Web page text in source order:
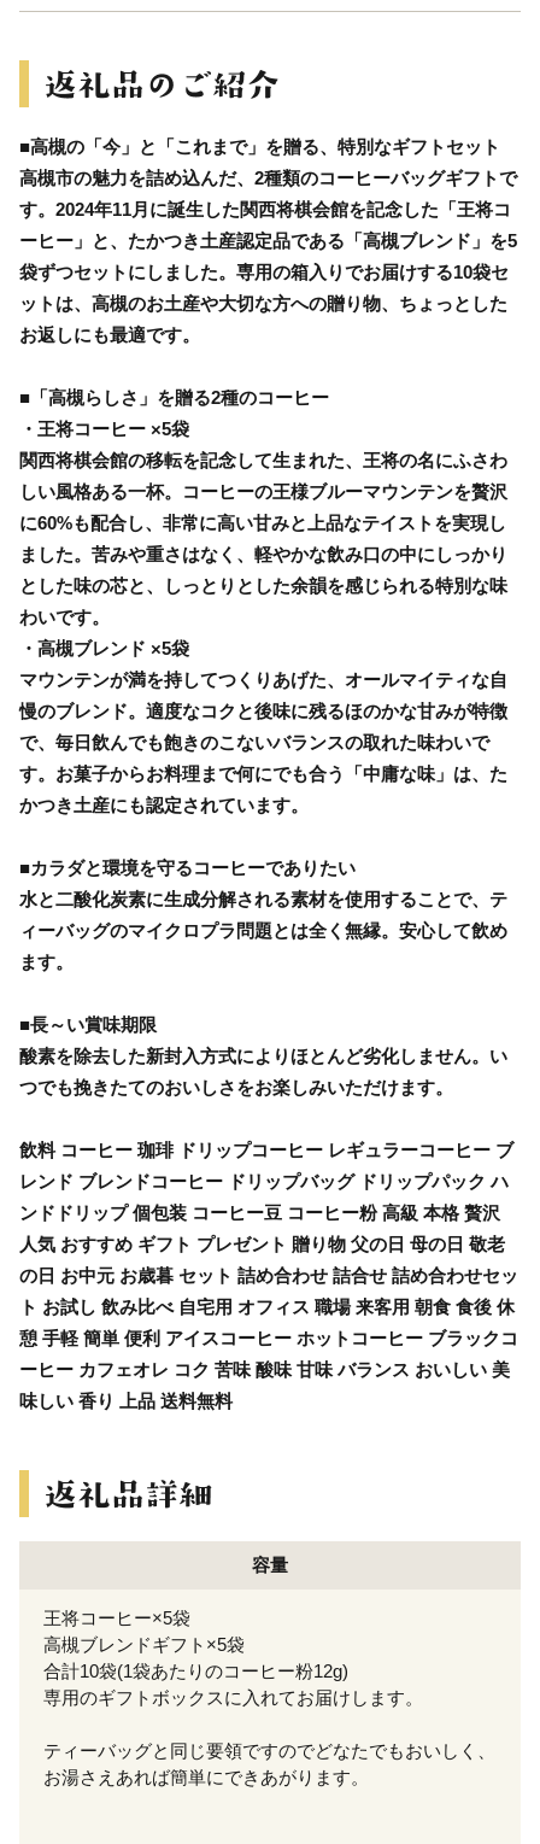
■高槻の「今」と「これまで」を贈る、特別なギフトセット
高槻市の魅力を詰め込んだ、2種類のコーヒーバッグギフトで
す。2024年11月に誕生した関西将棋会館を記念した「王将コ
ーヒー」と、たかつき土産認定品である「高槻ブレンド」を5
袋ずつセットにしました。専用の箱入りでお届けする10袋セ
ットは、高槻のお土産や大切な方への贈り物、ちょっとした
お返しにも最適です。
■「高槻らしさ」を贈る2種のコーヒー
・王将コーヒー ×5袋
関西将棋会館の移転を記念して生まれた、王将の名にふさわ
しい風格ある一杯。コーヒーの王様ブルーマウンテンを贅沢
に60%も配合し、非常に高い甘みと上品なテイストを実現し
ました。苦みや重さはなく、軽やかな飲み口の中にしっかり
とした味の芯と、しっとりとした余韻を感じられる特別な味
わいです。
・高槻ブレンド ×5袋
マウンテンが満を持してつくりあげた、オールマイティな自
慢のブレンド。適度なコクと後味に残るほのかな甘みが特徴
で、毎日飲んでも飽きのこないバランスの取れた味わいで
す。お菓子からお料理まで何にでも合う「中庸な味」は、た
かつき土産にも認定されています。
■カラダと環境を守るコーヒーでありたい
水と二酸化炭素に生成分解される素材を使用することで、テ
ィーバッグのマイクロプラ問題とは全く無縁。安心して飲め
ます。
■長～い賞味期限
酸素を除去した新封入方式によりほとんど劣化しません。い
つでも挽きたてのおいしさをお楽しみいただけます。
飲料 コーヒー 珈琲 ドリップコーヒー レギュラーコーヒー ブ
レンド ブレンドコーヒー ドリップバッグ ドリップパック ハ
ンドドリップ 個包装 コーヒー豆 コーヒー粉 高級 本格 贅沢
人気 おすすめ ギフト プレゼント 贈り物 父の日 母の日 敬老
の日 お中元 お歳暮 セット 詰め合わせ 詰合せ 詰め合わせセッ
ト お試し 飲み比べ 自宅用 オフィス 職場 来客用 朝食 食後 休
憩 手軽 簡単 便利 アイスコーヒー ホットコーヒー ブラックコ
ーヒー カフェオレ コク 苦味 酸味 甘味 バランス おいしい 美
味しい 香り 上品 送料無料
容量
王将コーヒー×5袋
高槻ブレンドギフト×5袋
合計10袋(1袋あたりのコーヒー粉12g)
専用のギフトボックスに入れてお届けします。
ティーバッグと同じ要領ですのでどなたでもおいしく、
お湯さえあれば簡単にできあがります。